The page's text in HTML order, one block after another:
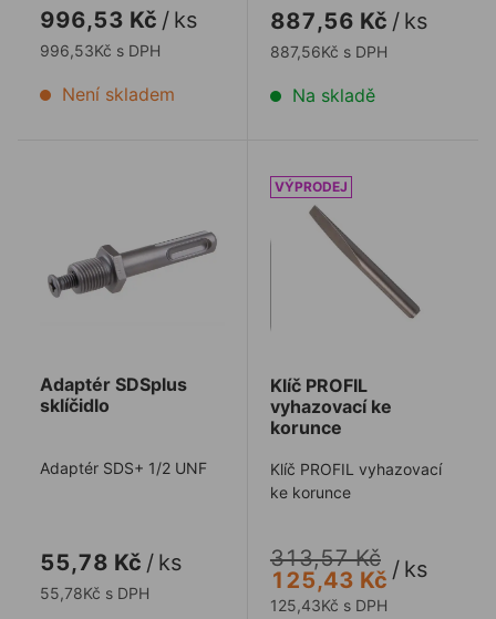
996,53 Kč / ks
996,53Kč s DPH
Není skladem
887,56 Kč / ks
887,56Kč s DPH
Na skladě
Adaptér SDSplus
sklíčidlo
Adaptér SDS+ 1/2 UNF
55,78 Kč / ks
55,78Kč s DPH
Klíč PROFIL vyhazovací
Klíč PROFIL
vyhazovací ke
korunce
Klíč PROFIL vyhazovací
ke korunce
313,57 Kč
125,43 Kč / ks
125,43Kč s DPH